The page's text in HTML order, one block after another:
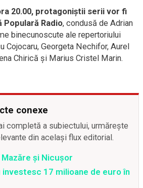
20.00, protagoniștii serii vor fi
Populară Radio, condusă de Adrian
binecunoscute ale repertoriului
Cojocaru, Georgeta Nechifor, Aurel
Chirică și Marius Cristel Marin.
conexe
completă a subiectului, urmărește
din același flux editorial.
și Nicușor
17 milioane de euro în